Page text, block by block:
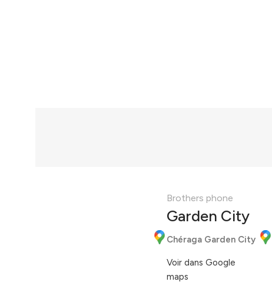
Brothers phone
Garden City
Chéraga Garden City
Voir dans Google
maps